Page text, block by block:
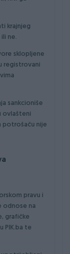
krajnjeg
ne.
sklopljene
registrovani
sankcioniše
ovlašteni
potrošaču nije
pravu i
odnose na
grafičke
PIK.ba te